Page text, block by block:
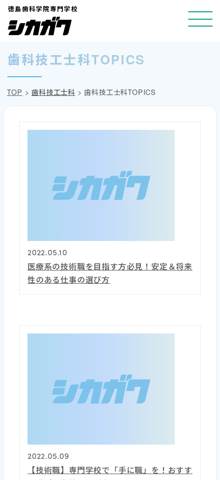
へ
ス
徳島歯科学院専門学校
歯科技工士科TOPICS
TOP >歯科技工士科 >歯科技工士科TOPICS
2022.05.10
医療系の技術職を目指す方必見！安定＆将来
性のある仕事の選び方
2022.05.09
【技術職】専門学校で「手に職」を！おすす